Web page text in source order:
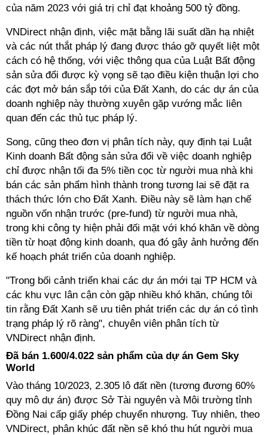
của năm 2023 với giá trị chỉ đạt khoảng 500 tỷ đồng.
VNDirect nhận định, việc mặt bằng lãi suất dần hạ nhiệt
và các nút thắt pháp lý đang được tháo gỡ quyết liệt một
cách có hệ thống, với việc thông qua của Luật Bất động
sản sửa đổi được kỳ vọng sẽ tạo điều kiện thuận lợi cho
các đợt mở bán sắp tới của Đất Xanh, do các dự án của
doanh nghiệp này thường xuyên gặp vướng mắc liên
quan đến các thủ tục pháp lý.
Song, cũng theo đơn vị phân tích này, quy định tại Luật
Kinh doanh Bất động sản sửa đổi về việc doanh nghiệp
chỉ được nhận tối đa 5% tiền cọc từ người mua nhà khi
bán các sản phẩm hình thành trong tương lai sẽ đặt ra
thách thức lớn cho Đất Xanh. Điều này sẽ làm hạn chế
nguồn vốn nhận trước (pre-fund) từ người mua nhà,
trong khi công ty hiện phải đối mặt với khó khăn về dòng
tiền từ hoạt động kinh doanh, qua đó gây ảnh hưởng đến
kế hoạch phát triển của doanh nghiệp.
"Trong bối cảnh triển khai các dự án mới tại TP HCM và
các khu vực lân cận còn gặp nhiều khó khăn, chúng tôi
tin rằng Đất Xanh sẽ ưu tiên phát triển các dự án có tình
trạng pháp lý rõ ràng", chuyên viên phân tích từ
VNDirect nhận định.
Đã bán 1.600/4.022 sản phẩm của dự án Gem Sky
World
Vào tháng 10/2023, 2.305 lô đất nền (tương đương 60%
quy mô dự án) được Sở Tài nguyên và Môi trường tỉnh
Đồng Nai cấp giấy phép chuyển nhượng. Tuy nhiên, theo
VNDirect, phân khúc đất nền sẽ khó thu hút người mua